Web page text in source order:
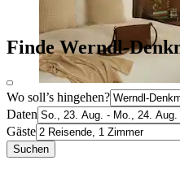
Finde Werndl-
Wo soll’s hingehen?
Daten
Gäste
Suchen